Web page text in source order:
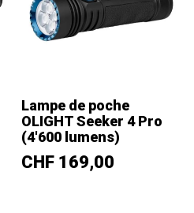
Lampe de poche
OLIGHT Seeker 4 Pro
(4'600 lumens)
Prix
CHF 169,00